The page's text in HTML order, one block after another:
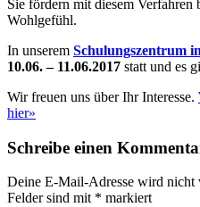
Sie fördern mit diesem
Wohlgefühl.
In unserem Schulungszentrum
10.06. – 11.06.2017 statt und es
Wir freuen uns über Ihr Interesse.
hier»
Schreibe einen
Deine E-Mail-Adresse wird nicht
Felder sind mit * markiert